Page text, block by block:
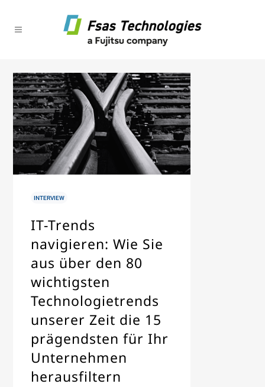
INTERVIEW
IT-Trends
navigieren: Wie Sie
aus über den 80
wichtigsten
Technologietrends
unserer Zeit die 15
prägendsten für Ihr
Unternehmen
herausfiltern